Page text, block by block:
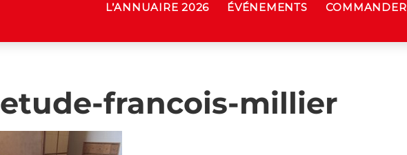
L’ANNUAIRE 2026 ÉVÉNEMENTS COMMANDER
etude-francois-millier